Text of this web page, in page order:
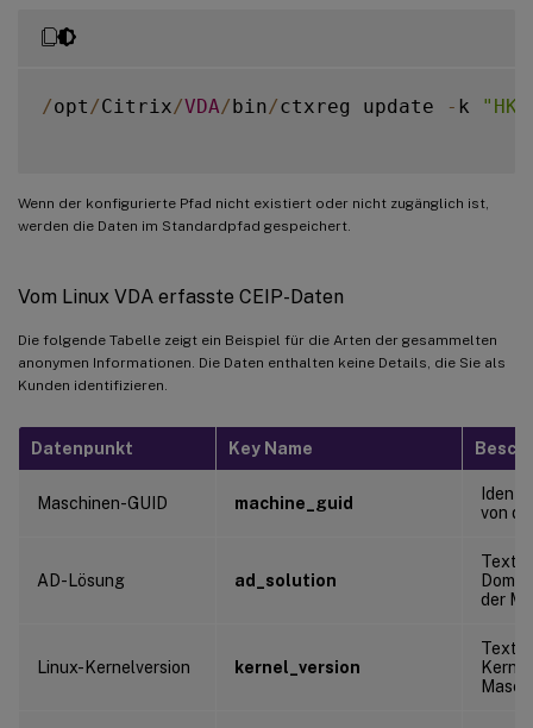
/opt /Citrix/VDA/bin/ctxreg update - k
Wenn der konfigurierte Pfad nicht existiert oder nicht zugänglich ist,
werden die Daten im Standardpfad gespeichert.
Vom Linux VDA erfasste CEIP-Daten
Die folgende Tabelle zeigt ein Beispiel für die Arten der gesammelten
anonymen Informationen. Die Daten enthalten keine Details, die Sie als
Kunden identifizieren.
Datenpunkt Key Name
Maschinen-GUID machine_guid
von
AD-Lösung ad_solution
der
Linux-Kernelversion kernel_version